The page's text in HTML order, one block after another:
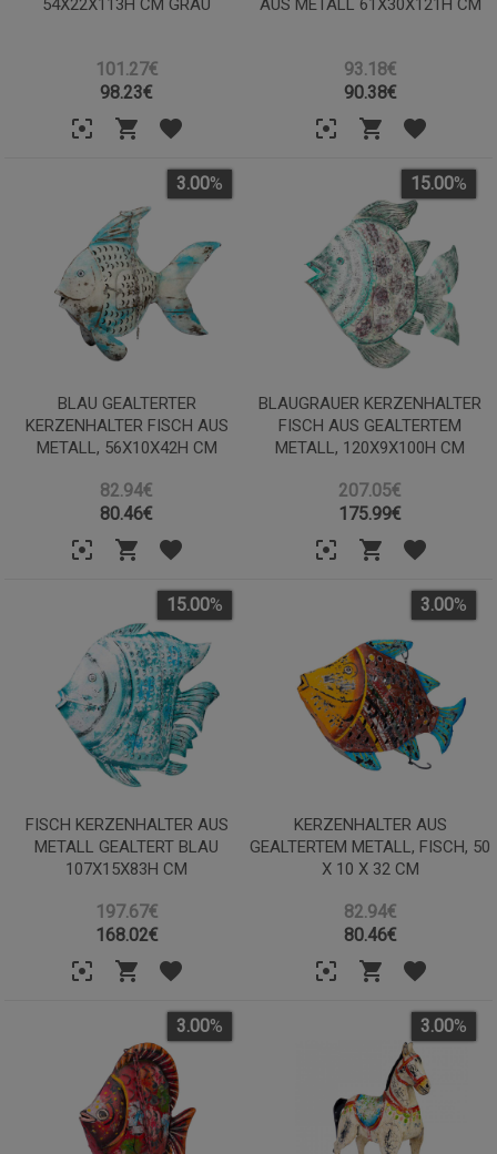
54X22X113H CM GRAU
101.27€
98.23€
AUS METALL 61X30X121H CM
93.18€
90.38€
BLAU GEALTERTER
KERZENHALTER FISCH AUS
METALL, 56X10X42H CM
82.94€
3.00%
80.46€
BLAUGRAUER KERZENHALTER
FISCH AUS GEALTERTEM
METALL, 120X9X100H CM
207.05€
15.00%
175.99€
FISCH KERZENHALTER AUS
METALL GEALTERT BLAU
107X15X83H CM
197.67€
15.00%
168.02€
KERZENHALTER AUS
GEALTERTEM METALL, FISCH, 50
X 10 X 32 CM
82.94€
3.00%
80.46€
3.00% 3.00%